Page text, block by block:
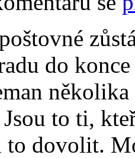
do
to ti,
dovolit.